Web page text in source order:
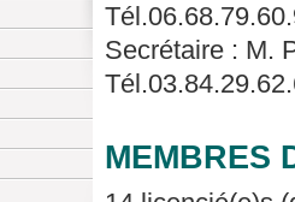
Secrétaire : M.
MEMBRES